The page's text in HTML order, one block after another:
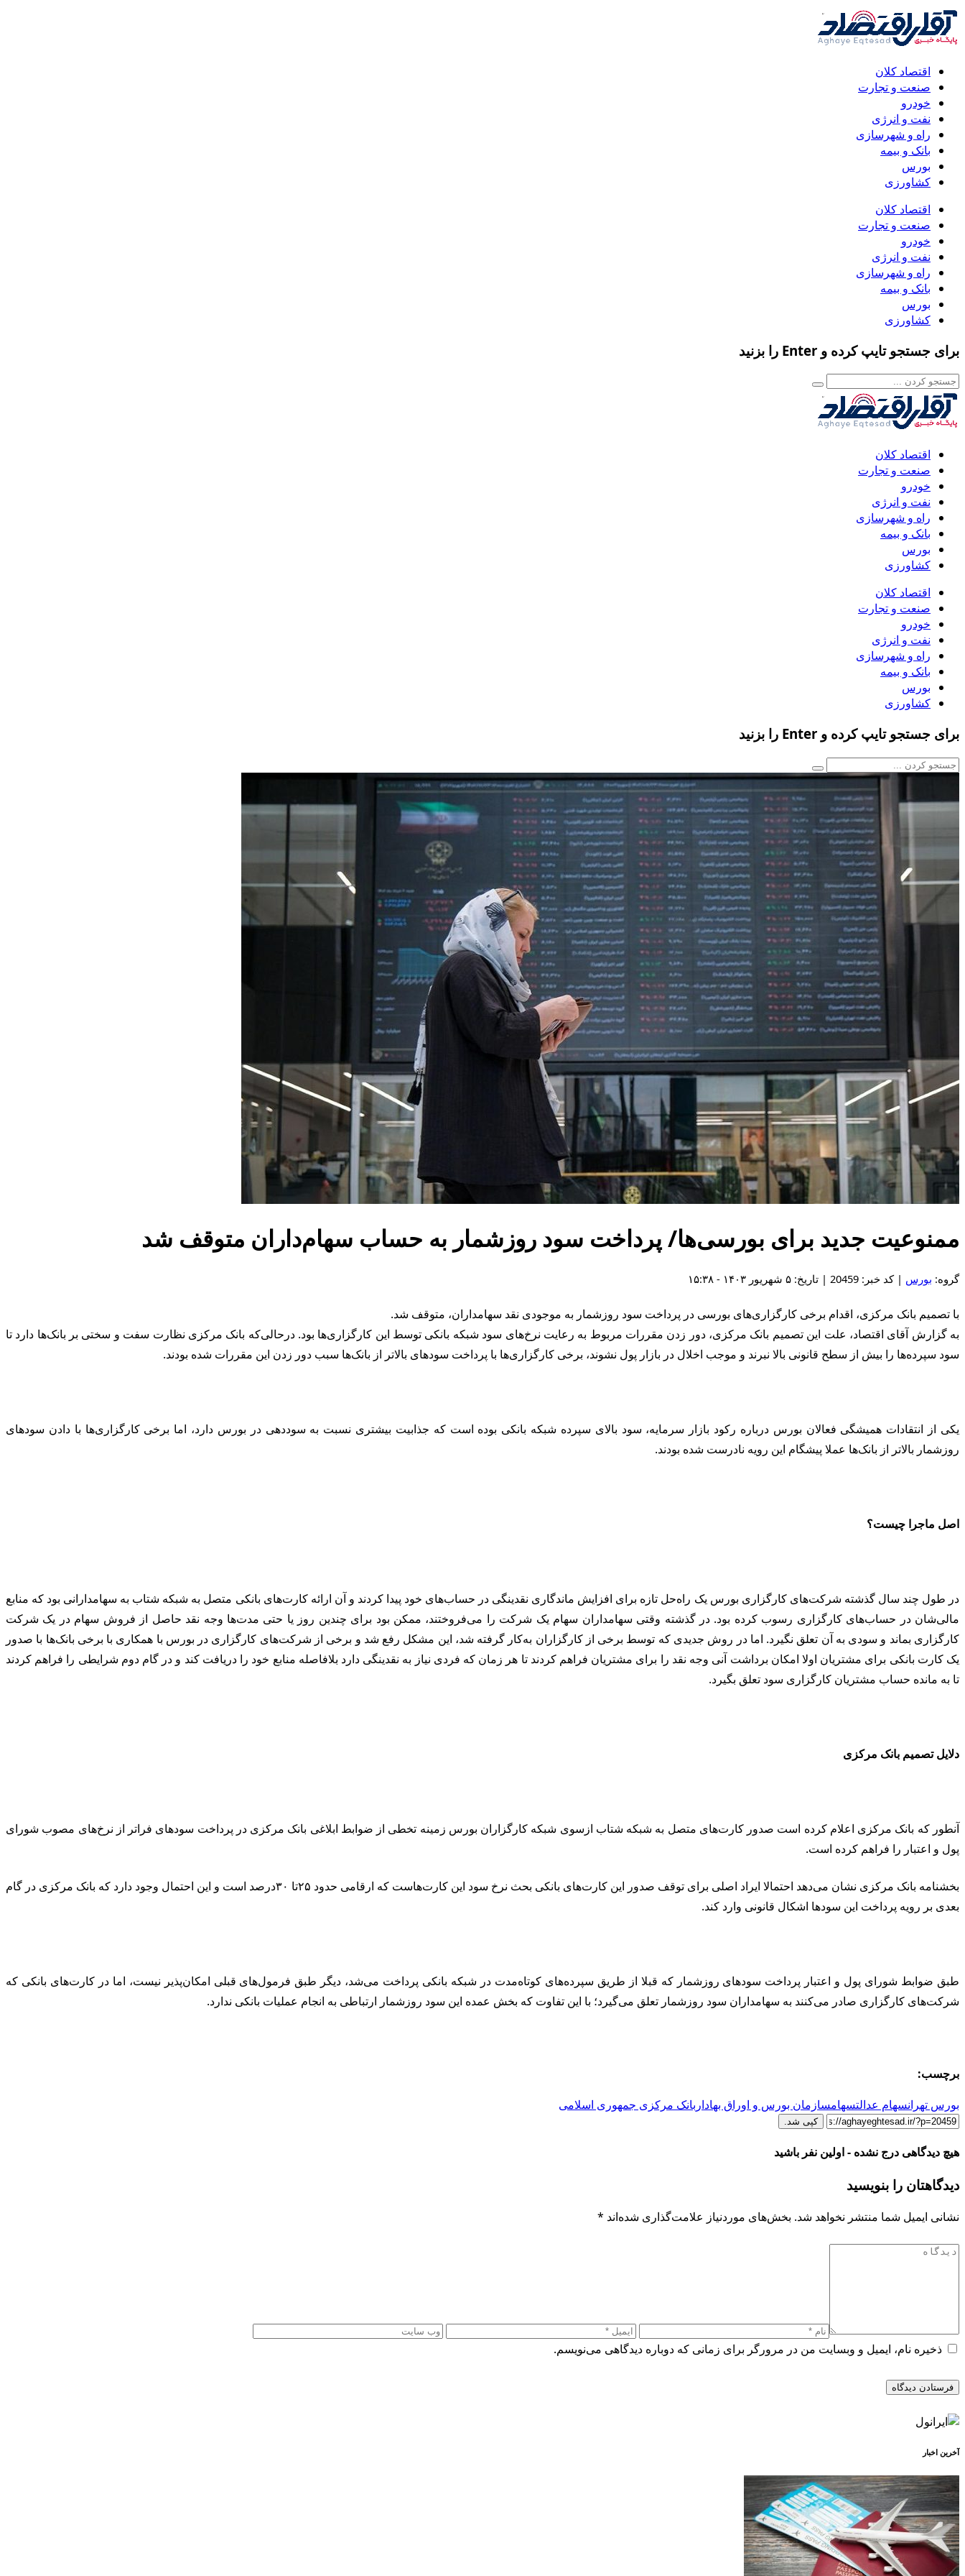
اقتصاد کلان
صنعت و تجارت
خودرو
نفت و انرژی
راه و شهرسازی
بانک و بیمه
بورس
کشاورزی
اقتصاد کلان
صنعت و تجارت
خودرو
نفت و انرژی
راه و شهرسازی
بانک و بیمه
بورس
کشاورزی
برای جستجو تایپ کرده و Enter را بزنید
اقتصاد کلان
صنعت و تجارت
خودرو
نفت و انرژی
راه و شهرسازی
بانک و بیمه
بورس
کشاورزی
اقتصاد کلان
صنعت و تجارت
خودرو
نفت و انرژی
راه و شهرسازی
بانک و بیمه
بورس
کشاورزی
برای جستجو تایپ کرده و Enter را بزنید
ممنوعیت جدید برای بورسی‌ها/ پرداخت سود روزشمار به حساب سهام‌داران متوقف شد
گروه: بورس | کد خبر: 20459 | تاریخ: ۵ شهریور ۱۴۰۳ - ۱۵:۳۸
با تصمیم بانک مرکزی، اقدام برخی کارگزاری‌های بورسی در پرداخت سود روزشمار به موجودی نقد سهامداران، متوقف شد.
به گزارش آقای اقتصاد، علت این تصمیم بانک مرکزی، دور زدن مقررات مربوط به رعایت نرخ‌های سود شبکه بانکی توسط این کارگزاری‌ها بود. درحالی‌که بانک مرکزی نظارت سفت و سختی بر بانک‌ها دارد تا
سود سپرده‌ها را بیش از سطح قانونی بالا نبرند و موجب اخلال در بازار پول نشوند، برخی کارگزاری‌ها با پرداخت سودهای بالاتر از بانک‌ها سبب دور زدن این مقررات شده بودند.
یکی از انتقادات همیشگی فعالان بورس درباره رکود بازار سرمایه، سود بالای سپرده شبکه بانکی بوده است که جذابیت بیشتری نسبت به سوددهی در بورس دارد، اما برخی کارگزاری‌ها با دادن سودهای
روزشمار بالاتر از بانک‌ها عملا پیشگام این رویه نادرست شده بودند.
اصل ماجرا چیست؟
در طول چند سال گذشته شرکت‌های کارگزاری بورس یک راه‌حل تازه برای افزایش ماندگاری نقدینگی در حساب‌های خود پیدا کردند و آن ارائه کارت‌های بانکی متصل به شبکه شتاب به سهامدارانی بود که منابع
مالی‌شان در حساب‌های کارگزاری رسوب کرده بود. در گذشته وقتی سهامداران سهام یک شرکت را می‌فروختند، ممکن بود برای چندین روز یا حتی مدت‌ها وجه نقد حاصل از فروش سهام در یک شرکت
کارگزاری بماند و سودی به آن تعلق نگیرد. اما در روش جدیدی که توسط برخی از کارگزاران به‌کار گرفته شد، این مشکل رفع شد و برخی از شرکت‌های کارگزاری در بورس با همکاری با برخی بانک‌ها با صدور
یک کارت بانکی برای مشتریان اولا امکان برداشت آنی وجه نقد را برای مشتریان فراهم کردند تا هر زمان که فردی نیاز به نقدینگی دارد بلافاصله منابع خود را دریافت کند و در گام دوم شرایطی را فراهم کردند
تا به مانده حساب مشتریان کارگزاری سود تعلق بگیرد.
دلایل تصمیم بانک مرکزی
آنطور که بانک مرکزی اعلام کرده است صدور کارت‌های متصل به شبکه شتاب ازسوی شبکه کارگزاران بورس زمینه تخطی از ضوابط ابلاغی بانک مرکزی در پرداخت سودهای فراتر از نرخ‌های مصوب شورای
پول و اعتبار را فراهم کرده است.
بخشنامه بانک مرکزی نشان می‌دهد احتمالا ایراد اصلی برای توقف صدور این کارت‌های بانکی بحث نرخ سود این کارت‌هاست که ارقامی حدود ۲۵تا ۳۰درصد است و این احتمال وجود دارد که بانک مرکزی در گام
بعدی بر رویه پرداخت این سودها اشکال قانونی وارد کند.
طبق ضوابط شورای پول و اعتبار پرداخت سودهای روزشمار که قبلا از طریق سپرده‌های کوتاه‌مدت در شبکه بانکی پرداخت می‌شد، دیگر طبق فرمول‌های قبلی امکان‌پذیر نیست، اما در کارت‌های بانکی که
شرکت‌های کارگزاری صادر می‌کنند به سهامداران سود روزشمار تعلق می‌گیرد؛ با این تفاوت که بخش عمده این سود روزشمار ارتباطی به انجام عملیات بانکی ندارد.
برچسب:
بورس تهرانسهام عدالتسهامسازمان بورس و اوراق بهادار بانک مرکزی جمهوری اسلامی
کپی شد.
هیچ دیدگاهی درج نشده - اولین نفر باشید
دیدگاهتان را بنویسید
نشانی ایمیل شما منتشر نخواهد شد. بخش‌های موردنیاز علامت‌گذاری شده‌اند *
ذخیره نام، ایمیل و وبسایت من در مرورگر برای زمانی که دوباره دیدگاهی می‌نویسم.
آخرین اخبار